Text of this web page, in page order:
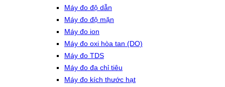
Máy đo độ dẫn
Máy đo độ mặn
Máy đo ion
Máy đo oxi hòa tan (DO)
Máy đo TDS
Máy đo đa chỉ tiêu
Máy đo kích thước hạt